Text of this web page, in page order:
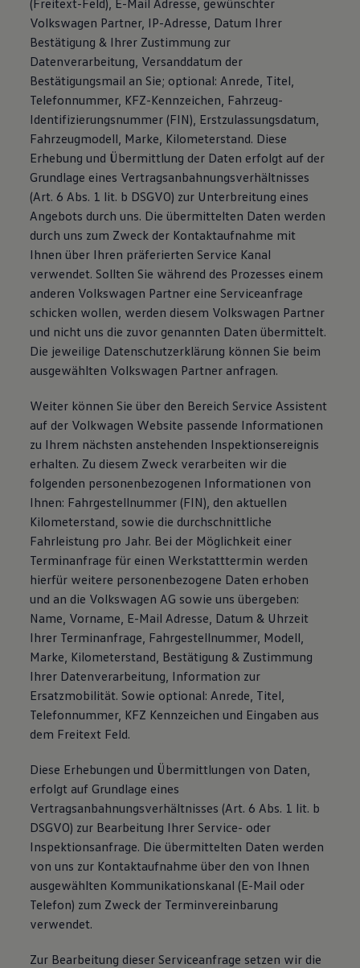
(Freitext-Feld), E-Mail Adresse, gewünschter
Volkswagen Partner, IP-Adresse, Datum Ihrer
Bestätigung & Ihrer Zustimmung zur
Datenverarbeitung, Versanddatum der
Bestätigungsmail an Sie; optional: Anrede, Titel,
Telefonnummer, KFZ-Kennzeichen, Fahrzeug-
Identifizierungsnummer (FIN), Erstzulassungsdatum,
Fahrzeugmodell, Marke, Kilometerstand. Diese
Erhebung und Übermittlung der Daten erfolgt auf der
Grundlage eines Vertragsanbahnungsverhältnisses
(Art. 6 Abs. 1 lit. b DSGVO) zur Unterbreitung eines
Angebots durch uns. Die übermittelten Daten werden
durch uns zum Zweck der Kontaktaufnahme mit
Ihnen über Ihren präferierten Service Kanal
verwendet. Sollten Sie während des Prozesses einem
anderen Volkswagen Partner eine Serviceanfrage
schicken wollen, werden diesem Volkswagen Partner
und nicht uns die zuvor genannten Daten übermittelt.
Die jeweilige Datenschutzerklärung können Sie beim
ausgewählten Volkswagen Partner anfragen.
Weiter können Sie über den Bereich Service Assistent
auf der Volkwagen Website passende Informationen
zu Ihrem nächsten anstehenden Inspektionsereignis
erhalten. Zu diesem Zweck verarbeiten wir die
folgenden personenbezogenen Informationen von
Ihnen: Fahrgestellnummer (FIN), den aktuellen
Kilometerstand, sowie die durchschnittliche
Fahrleistung pro Jahr. Bei der Möglichkeit einer
Terminanfrage für einen Werkstatttermin werden
hierfür weitere personenbezogene Daten erhoben
und an die Volkswagen AG sowie uns übergeben:
Name, Vorname, E-Mail Adresse, Datum & Uhrzeit
Ihrer Terminanfrage, Fahrgestellnummer, Modell,
Marke, Kilometerstand, Bestätigung & Zustimmung
Ihrer Datenverarbeitung, Information zur
Ersatzmobilität. Sowie optional: Anrede, Titel,
Telefonnummer, KFZ Kennzeichen und Eingaben aus
dem Freitext Feld.
Diese Erhebungen und Übermittlungen von Daten,
erfolgt auf Grundlage eines
Vertragsanbahnungsverhältnisses (Art. 6 Abs. 1 lit. b
DSGVO) zur Bearbeitung Ihrer Service- oder
Inspektionsanfrage. Die übermittelten Daten werden
von uns zur Kontaktaufnahme über den von Ihnen
ausgewählten Kommunikationskanal (E-Mail oder
Telefon) zum Zweck der Terminvereinbarung
verwendet.
Zur Bearbeitung dieser Serviceanfrage setzen wir die